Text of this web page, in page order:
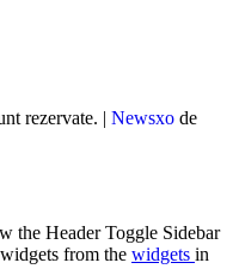
rezervate. | Newsxo de
the Header Toggle Sidebar
from the widgets in